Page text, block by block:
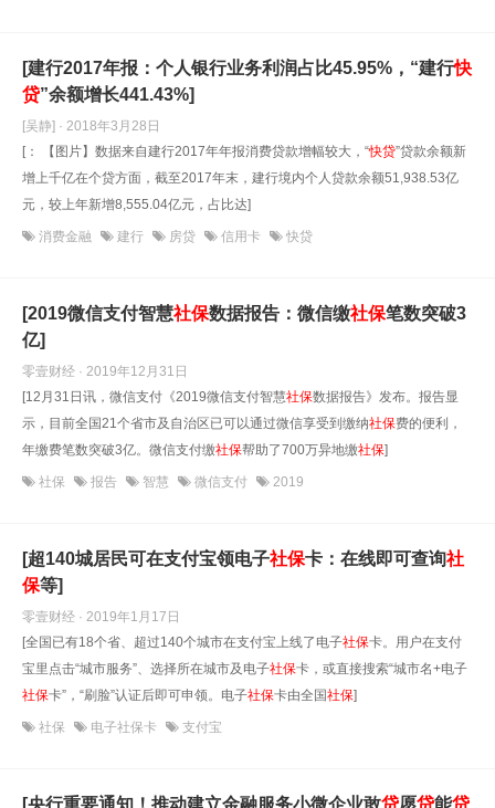
[建行2017年报：个人银行业务利润占比45.95%，“建行快
贷”余额增长441.43%]
[吴静] · 2018年3月28日
[： 【图片】数据来自建行2017年年报消费贷款增幅较大，“快贷”贷款余额新
增上千亿在个贷方面，截至2017年末，建行境内个人贷款余额51,938.53亿
元，较上年新增8,555.04亿元，占比达]
消费金融 建行 房贷 信用卡 快贷
[2019微信支付智慧社保数据报告：微信缴社保笔数突破3
亿]
零壹财经 · 2019年12月31日
[12月31日讯，微信支付《2019微信支付智慧社保数据报告》发布。报告显
示，目前全国21个省市及自治区已可以通过微信享受到缴纳社保费的便利，
年缴费笔数突破3亿。微信支付缴社保帮助了700万异地缴社保]
社保 报告 智慧 微信支付 2019
[超140城居民可在支付宝领电子社保卡：在线即可查询社
保等]
零壹财经 · 2019年1月17日
[全国已有18个省、超过140个城市在支付宝上线了电子社保卡。用户在支付
宝里点击“城市服务”、选择所在城市及电子社保卡，或直接搜索“城市名+电子
社保卡”，“刷脸”认证后即可申领。电子社保卡由全国社保]
社保 电子社保卡 支付宝
[央行重要通知！推动建立金融服务小微企业敢贷愿贷能贷